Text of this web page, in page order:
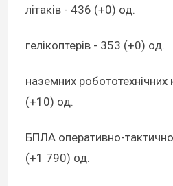
літаків - 436 (+0) од.
гелікоптерів - 353 (+0) од.
наземних
(+10) од.
БПЛА оперативно-
(+1 790) од.